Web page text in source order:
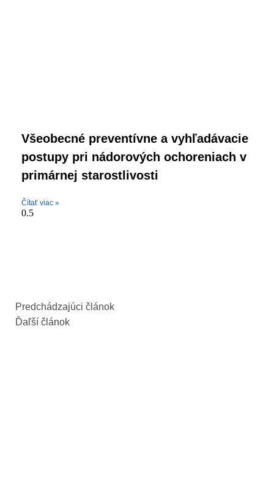
Všeobecné preventívne a vyhľadávacie
postupy pri nádorových ochoreniach v
primárnej starostlivosti
Čítať viac »
Predchádzajúci článok
Ďaľší článok